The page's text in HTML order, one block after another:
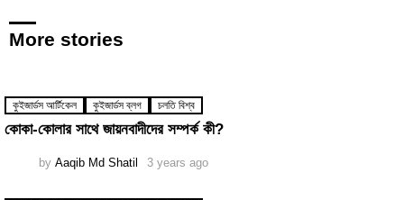
More stories
কুইজার্ডস আর্টিকেল কুইজার্ডস ব্লগ চলতি বিশ্ব
কোকা-কোলার সাথে জায়নবাদীদের সম্পর্ক কী?
by Aaqib Md Shatil 3 years ago